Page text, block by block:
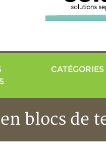
CATÉGORIES
blocs de